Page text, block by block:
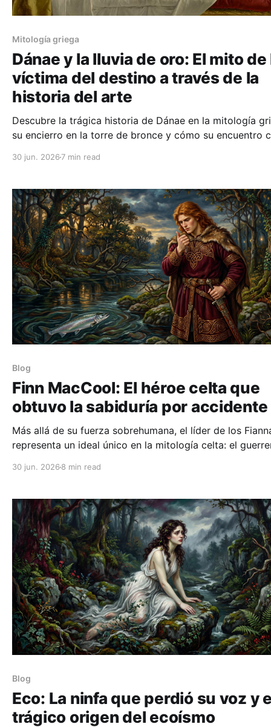
Mitología griega
Dánae y la lluvia de oro: El mito de
víctima del destino a través de la
historia del arte
Descubre la trágica historia de Dánae en la mitología
su encierro en la torre de bronce y cómo su encuentro
Tiziano, Rembrandt y Klimt.
30 jun. 2026 7 min read
Blog
Finn MacCool: El héroe celta que
obtuvo la sabiduría por accidente
Más allá de su fuerza sobrehumana, el líder de los
representa un ideal único en la mitología celta: el
Irlanda y por qué su leyenda del 'rey durmiente' sigue
30 jun. 2026 8 min read
Blog
Eco: La ninfa que perdió su voz y
trágico origen del ecoísmo